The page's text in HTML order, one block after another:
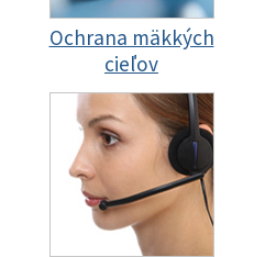
Ochrana mäkkých
cieľov